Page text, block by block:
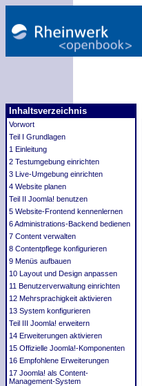
Inhaltsverzeichnis
Vorwort
Teil I Grundlagen
1 Einleitung
2 Testumgebung einrichten
3 Live-Umgebung einrichten
4 Website planen
Teil II Joomla! benutzen
5 Website-Frontend kennenlernen
6 Administrations-Backend bedienen
7 Content verwalten
8 Contentpflege konfigurieren
9 Menüs aufbauen
10 Layout und Design anpassen
11 Benutzerverwaltung einrichten
12 Mehrsprachigkeit aktivieren
13 System konfigurieren
Teil III Joomla! erweitern
14 Erweiterungen aktivieren
15 Offizielle Joomla!-Komponenten
16 Empfohlene Erweiterungen
17 Joomla! als Content-
Management‐System